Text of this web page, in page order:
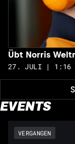
Übt Norris
27. JULI | 1:16
EVENTS
VERGANGEN